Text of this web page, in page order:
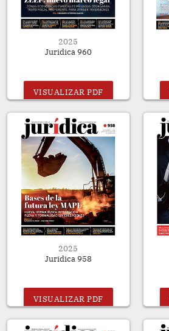
2025
Juridica 960
VISUALIZAR PDF
2025
Juridica 958
VISUALIZAR PDF